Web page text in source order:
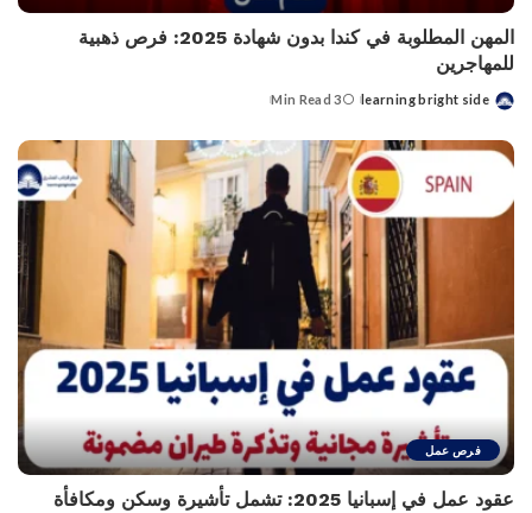
المهن المطلوبة في كندا بدون شهادة 2025: فرص ذهبية
للمهاجرين
Posted
learning bright side
3 Min Read
فرص عمل
عقود عمل في إسبانيا 2025: تشمل تأشيرة وسكن ومكافأة